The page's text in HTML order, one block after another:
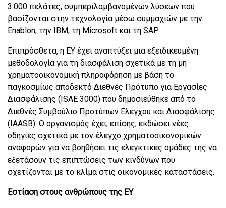
3.000 πελάτες, συμπεριλαμβανομένων λύσεων που
βασίζονται στην τεχνολογία μέσω συμμαχιών με την
Enablon, την IBM, τη Microsoft και τη SAP.
Επιπρόσθετα, η EY έχει αναπτύξει μια εξειδικευμένη
μεθοδολογία για τη διασφάλιση σχετικά με τη μη
χρηματοοικονομική πληροφόρηση με βάση το
παγκοσμίως αποδεκτό Διεθνές Πρότυπο για Εργασίες
Διασφάλισης (ISAE 3000) που δημοσιεύθηκε από το
Διεθνές Συμβούλιο Προτύπων Ελέγχου και Διασφάλισης
(IAASB). Ο οργανισμός έχει, επίσης, εκδώσει νέες
οδηγίες σχετικά με τον έλεγχο χρηματοοικονομικών
αναφορών για να βοηθήσει τις ελεγκτικές ομάδες της να
εξετάσουν τις επιπτώσεις των κινδύνων που
σχετίζονται με το κλίμα στις οικονομικές καταστάσεις.
Εστίαση στους ανθρώπους της EY